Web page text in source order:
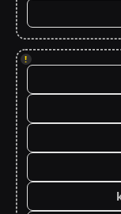
!